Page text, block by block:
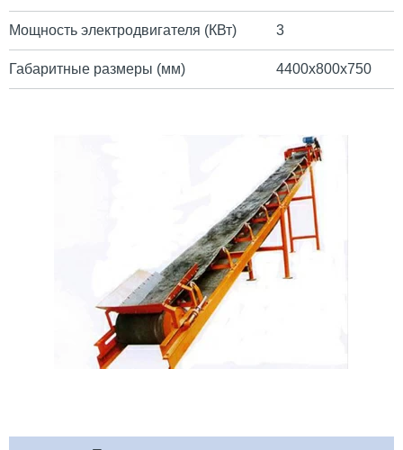
Мощность электродвигателя (КВт) 3
Габаритные размеры (мм) 4400х800х750